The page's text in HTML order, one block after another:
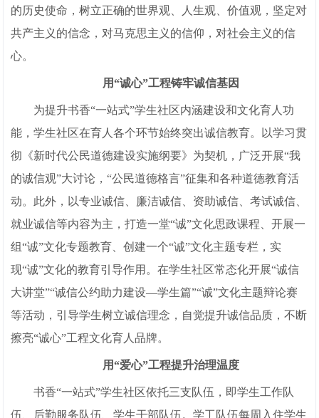
的历史使命，树立正确的世界观、人生观、价值观，坚定对
共产主义的信念，对马克思主义的信仰，对社会主义的信
心。
用“诚心”工程铸牢诚信基因
为提升书香“一站式”学生社区内涵建设和文化育人功
能，学生社区在育人各个环节始终突出诚信教育。以学习贯
彻《新时代公民道德建设实施纲要》为契机，广泛开展“我
的诚信观”大讨论，“公民道德格言”征集和各种道德教育活
动。此外，以专业诚信、廉洁诚信、资助诚信、考试诚信、
就业诚信等内容为主，打造一堂“诚”文化思政课程、开展一
组“诚”文化专题教育、创建一个“诚”文化主题专栏，实
现“诚”文化的教育引导作用。在学生社区常态化开展“诚信
大讲堂”“诚信公约助力建设—学生篇”“诚”文化主题辩论赛
等活动，引导学生树立诚信理念，自觉提升诚信品质，不断
擦亮“诚心”工程文化育人品牌。
用“爱心”工程提升治理温度
书香“一站式”学生社区依托三支队伍，即学生工作队
伍、后勤服务队伍、学生干部队伍。学工队伍每周入住学生